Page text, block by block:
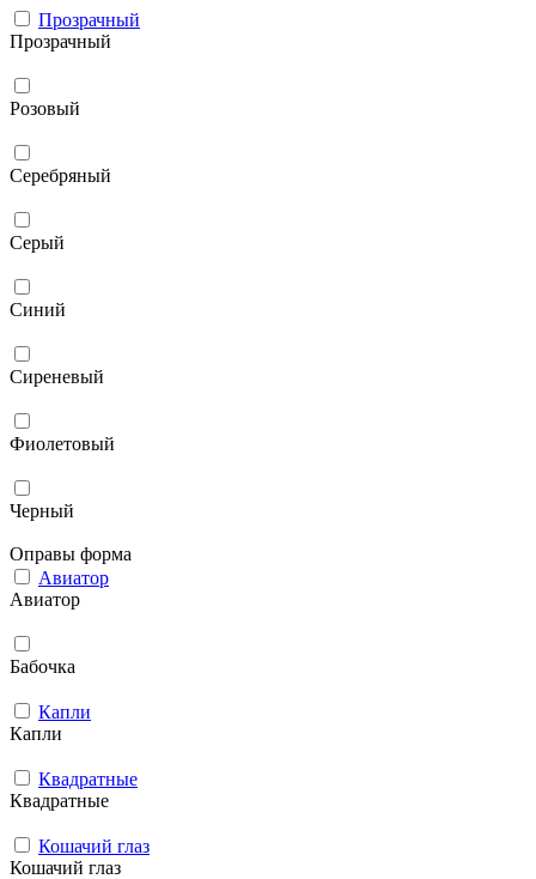
Прозрачный
Прозрачный
Розовый
Серебряный
Серый
Синий
Сиреневый
Фиолетовый
Черный
Оправы форма
Авиатор
Авиатор
Бабочка
Капли
Капли
Квадратные
Квадратные
Кошачий глаз
Кошачий глаз